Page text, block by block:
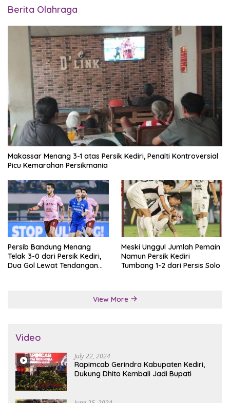
Berita Olahraga
Makassar Menang 3-1 atas Persik Kediri, Penalti Kontroversial
Picu Kemarahan Persikmania
Persib Bandung Menang
Telak 3-0 dari Persik Kediri,
Dua Gol Lewat Tendangan
Meski Unggul Jumlah Pemain
Namun Persik Kediri
Tumbang 1-2 dari Persis Solo
View More
Video
July 22, 2024
Rapimcab Gerindra Kabupaten Kediri,
Dukung Dhito Kembali Jadi Bupati